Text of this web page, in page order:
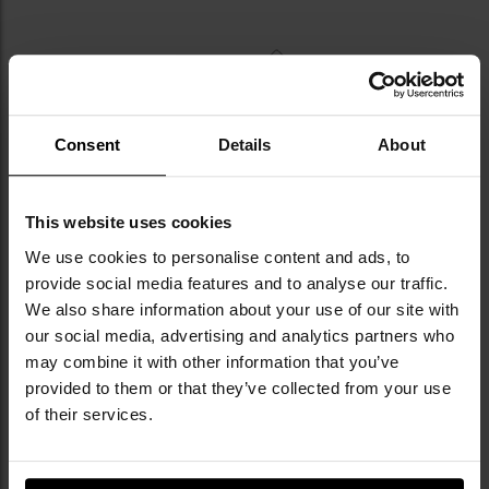
Consent Details About
This website uses cookies
We use cookies to personalise content and ads, to
provide social media features and to analyse our traffic.
We also share information about your use of our site with
our social media, advertising and analytics partners who
may combine it with other information that you’ve
provided to them or that they’ve collected from your use
of their services.
NAJWAŻNIEJSZE CECHY
gaz pieprzowy dla efektywnej samoobrony
mechanizm chroniący przed przypadkowym
użyciem
chusteczka neutralizująca podrażnienia po użyciu
gazu
formuła nietoksyczna, bezpieczna dla użytkownika i
środowiska